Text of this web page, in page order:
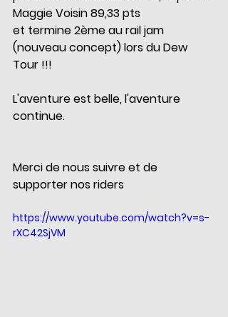
Maggie Voisin 89,33 pts
et termine 2ème au rail jam
(nouveau concept) lors du Dew
Tour !!!
L'aventure est belle, l'aventure
continue.
Merci de nous suivre et de
supporter nos riders
https://www.youtube.com/watch?v=s-
rXC42SjVM